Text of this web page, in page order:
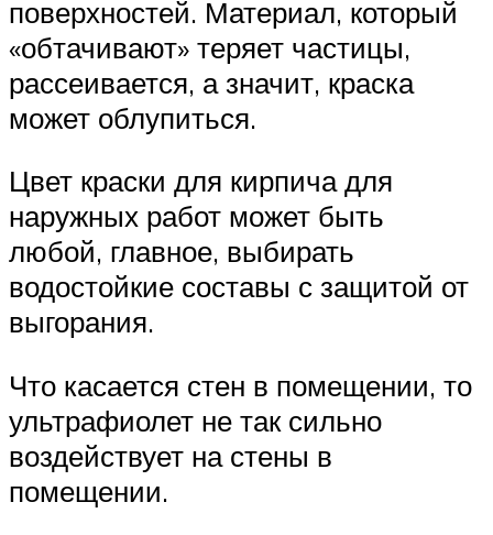
поверхностей. Материал, который
«обтачивают» теряет частицы,
рассеивается, а значит, краска
может облупиться.
Цвет краски для кирпича для
наружных работ может быть
любой, главное, выбирать
водостойкие составы с защитой от
выгорания.
Что касается стен в помещении, то
ультрафиолет не так сильно
воздействует на стены в
помещении.